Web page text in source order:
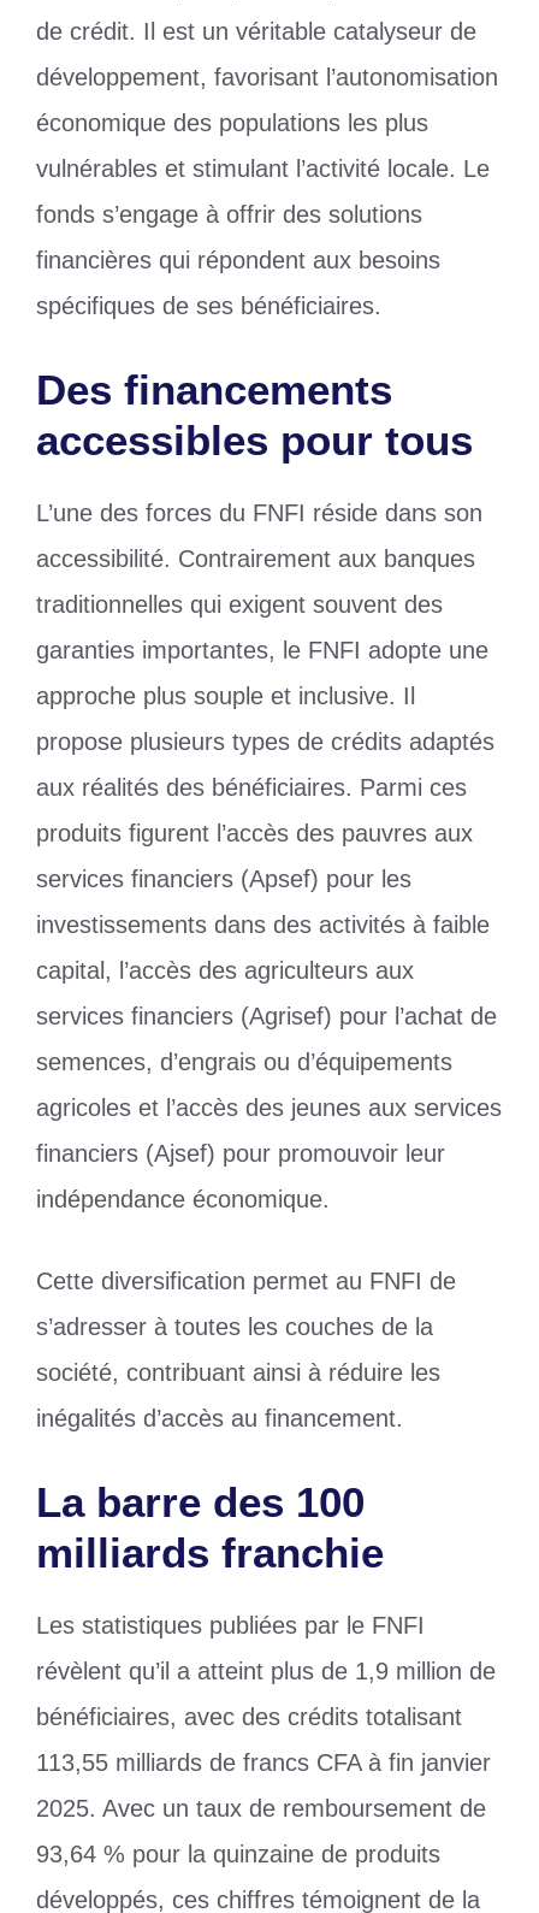
de crédit. Il est un véritable catalyseur de
développement, favorisant l’autonomisation
économique des populations les plus
vulnérables et stimulant l’activité locale. Le
fonds s’engage à offrir des solutions
financières qui répondent aux besoins
spécifiques de ses bénéficiaires.
Des financements
accessibles pour tous
L’une des forces du FNFI réside dans son
accessibilité. Contrairement aux banques
traditionnelles qui exigent souvent des
garanties importantes, le FNFI adopte une
approche plus souple et inclusive. Il
propose plusieurs types de crédits adaptés
aux réalités des bénéficiaires. Parmi ces
produits figurent l’accès des pauvres aux
services financiers (Apsef) pour les
investissements dans des activités à faible
capital, l’accès des agriculteurs aux
services financiers (Agrisef) pour l’achat de
semences, d’engrais ou d’équipements
agricoles et l’accès des jeunes aux services
financiers (Ajsef) pour promouvoir leur
indépendance économique.
Cette diversification permet au FNFI de
s’adresser à toutes les couches de la
société, contribuant ainsi à réduire les
inégalités d’accès au financement.
La barre des 100
milliards franchie
Les statistiques publiées par le FNFI
révèlent qu’il a atteint plus de 1,9 million de
bénéficiaires, avec des crédits totalisant
113,55 milliards de francs CFA à fin janvier
2025. Avec un taux de remboursement de
93,64 % pour la quinzaine de produits
développés, ces chiffres témoignent de la